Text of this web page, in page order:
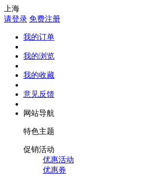
上海
请登录 免费注册
我的订单
我的浏览
我的收藏
意见反馈
网站导航
特色主题
促销活动
优惠活动
优惠券